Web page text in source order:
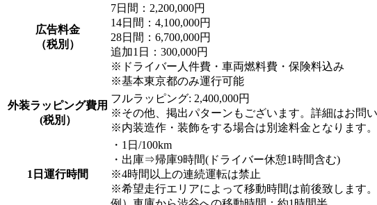
広告料金
（税別）
7日間：2,200,000円
14日間：4,100,000円
28日間：6,700,000円
追加1日：300,000円
※ドライバー人件費・車両燃料費・保険料込み
※基本東京都のみ運行可能
外装ラッピング費用
(税別）
フルラッピング: 2,400,000円
※その他、掲出パターンもございます。詳細はお問い
※内装造作・装飾をする場合は別途料金となります。
1日運行時間
・1日/100km
・出庫⇒帰庫9時間(ドライバー休憩1時間含む)
※4時間以上の連続運転は禁止
※希望走行エリアによって移動時間は前後致します。